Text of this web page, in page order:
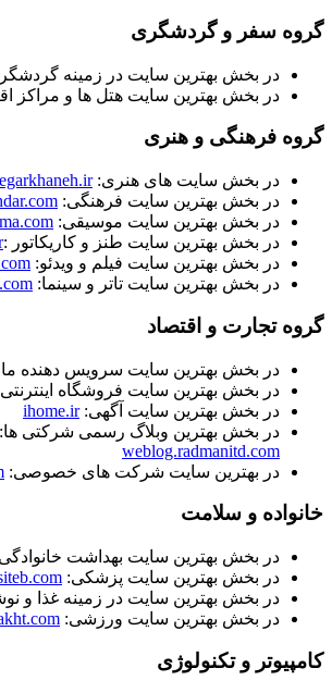
گروه سفر و گردشگری
در بخش بهترین سایت در زمینه
در بخش بهترین سایت هتل ها و مراکز
گروه فرهنگی و هنری
در بخش سایت های هنری:
در بخش بهترین سایت فرهنگی:
در بخش بهترین سایت موسیقی:
در بخش بهترین سایت طنز و کاریکاتور :
در بخش بهترین سایت فیلم و ویدئو:
در بخش بهترین سایت تاتر و سینما:
گروه تجارت و اقتصاد
در بخش بهترین سایت سرویس دهنده
در بخش بهترین سایت فروشگاه
در بخش بهترین سایت آگهی:ihome.ir
در بخش بهترين وبلاگ رسمی شرکتی ها:
weblog.radmanitd.com
در بهترین سایت شرکت های خصوصی:
خانواده و سلامت
در بخش بهترین سایت بهداشت
در بخش بهترین سایت پزشکی:
در بخش بهترین سایت در زمینه غذا و
در بخش بهترین سایت ورزشی:
کامپیوتر و تکنولوژی